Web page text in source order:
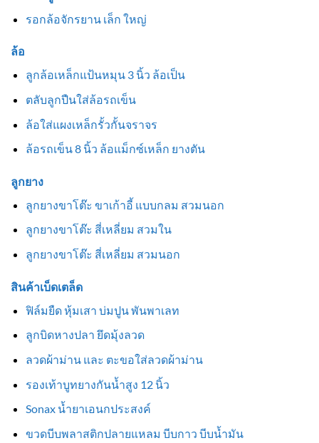
รอกล้อจักรยาน เล็ก ใหญ่
ล้อ
ลูกล้อเหล็กแป้นหมุน 3 นิ้ว ล้อเป็น
ตลับลูกปืนใส่ล้อรถเข็น
ล้อใส่แผงเหล็กรั้วกั้นจราจร
ล้อรถเข็น 8 นิ้ว ล้อแม็กซ์เหล็ก ยางตัน
ลูกยาง
ลูกยางขาโต๊ะ ขาเก้าอี้ แบบกลม สวมนอก
ลูกยางขาโต๊ะ สี่เหลี่ยม สวมใน
ลูกยางขาโต๊ะ สี่เหลี่ยม สวมนอก
สินค้าเบ็ดเตล็ด
ฟิล์มยืด หุ้มเสา บ่มปูน พันพาเลท
ลูกบิดหางปลา ยึดมุ้งลวด
ลวดผ้าม่าน และ ตะขอใส่ลวดผ้าม่าน
รองเท้าบูทยางกันน้ำสูง 12 นิ้ว
Sonax น้ำยาเอนกประสงค์
ขวดบีบพลาสติกปลายแหลม บีบกาว บีบน้ำมัน